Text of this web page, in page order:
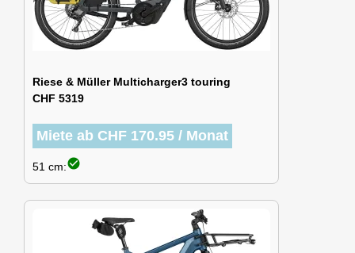
Riese & Müller Multicharger3 touring
CHF 5319
Miete ab CHF 170.95 / Monat
51 cm:check_circle